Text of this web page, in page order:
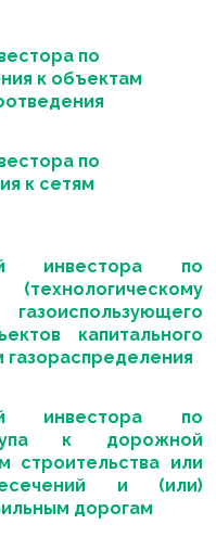
по
к объектам
по
к сетям
инвестора по
капитального
газораспределения
инвестора по
к дорожной
строительства или
и (или)
дорогам